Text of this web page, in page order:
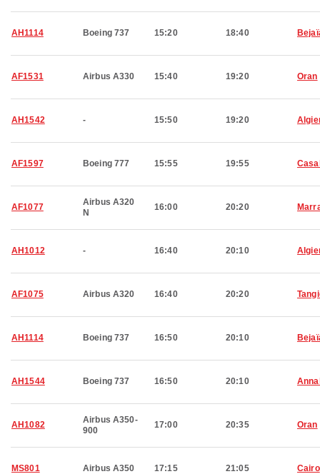
AH1114 Boeing 737 15:20 18:40
AF1531 Airbus A330 15:40 19:20 Oran
AH1542 - 15:50 19:20
AF1597 Boeing 777 15:55 19:55
AF1077
Airbus A320
N
16:00 20:20
AH1012 - 16:40 20:10
AF1075 Airbus A320 16:40 20:20
AH1114 Boeing 737 16:50 20:10
AH1544 Boeing 737 16:50 20:10
AH1082
Airbus A350-
900
17:00 20:35 Oran
MS801 Airbus A350 17:15 21:05 Cairo